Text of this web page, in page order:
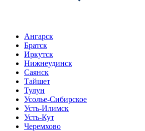
Ангарск
Братск
Иркутск
Нижнеудинск
Саянск
Тайшет
Тулун
Усолье-Сибирское
Усть-Илимск
Усть-Кут
Черемхово